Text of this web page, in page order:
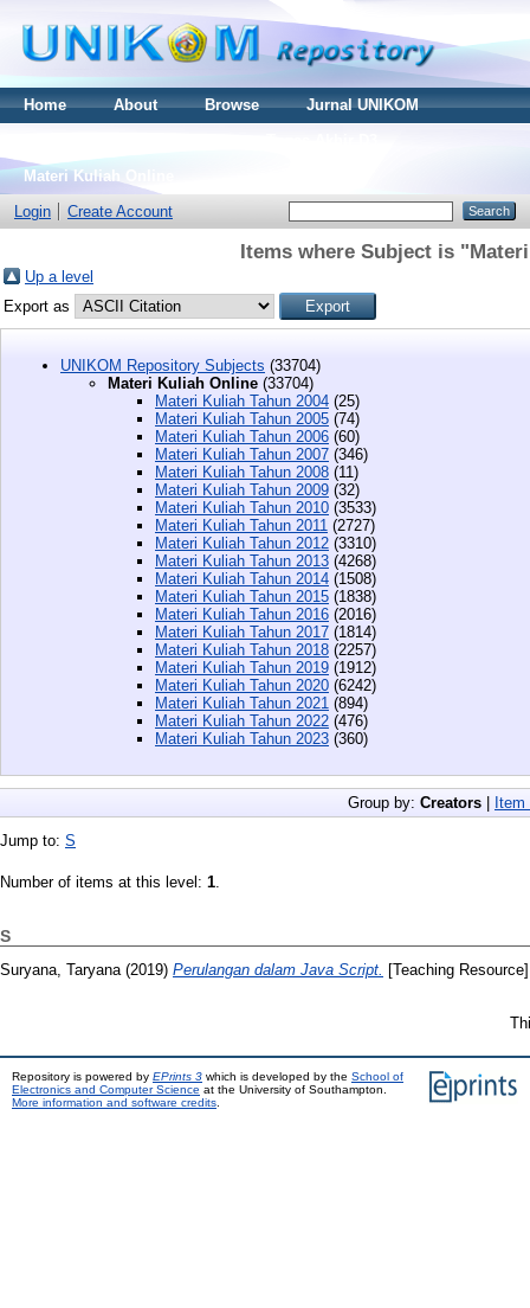
Home About Browse
Jurnal UNIKOM
Materi Kuliah Online
Login
Create Account
Items where Subject is
Up a level
Export as
UNIKOM Repository Subjects (33704)
Materi Kuliah Online (33704)
Materi Kuliah Tahun 2004 (25)
Materi Kuliah Tahun 2005 (74)
Materi Kuliah Tahun 2006 (60)
Materi Kuliah Tahun 2007 (346)
Materi Kuliah Tahun 2008 (11)
Materi Kuliah Tahun 2009 (32)
Materi Kuliah Tahun 2010 (3533)
Materi Kuliah Tahun 2011 (2727)
Materi Kuliah Tahun 2012 (3310)
Materi Kuliah Tahun 2013 (4268)
Materi Kuliah Tahun 2014 (1508)
Materi Kuliah Tahun 2015 (1838)
Materi Kuliah Tahun 2016 (2016)
Materi Kuliah Tahun 2017 (1814)
Materi Kuliah Tahun 2018 (2257)
Materi Kuliah Tahun 2019 (1912)
Materi Kuliah Tahun 2020 (6242)
Materi Kuliah Tahun 2021 (894)
Materi Kuliah Tahun 2022 (476)
Materi Kuliah Tahun 2023 (360)
Group by: Creators | Item
Jump to: S
Number of items at this level: 1
S
Suryana, Taryana(2019) Perulangan dalam Java Script. [Teaching Resource]
Repository is powered by EPrints 3 which is developed by the School of
Electronics and Computer Science at the University of Southampton.
More information and software credits.